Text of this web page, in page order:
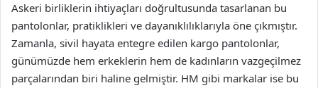
Askeri birliklerin ihtiyaçları doğrultusunda tasarlanan bu
pantolonlar, pratiklikleri ve dayanıklılıklarıyla öne çıkmıştır.
Zamanla, sivil hayata entegre edilen kargo pantolonlar,
günümüzde hem erkeklerin hem de kadınların vazgeçilmez
parçalarından biri haline gelmiştir. HM gibi markalar ise bu